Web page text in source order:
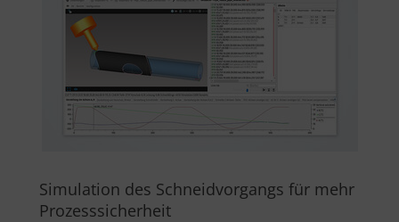
Simulation des Schneidvorgangs für mehr
Prozesssicherheit